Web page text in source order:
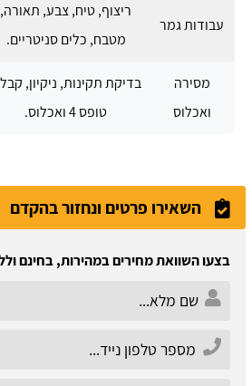
עבודות גמר
ריצוף, טיח, צבע, תאורה,
מטבח, כלים סניטריים.
מסירה
ואכלוס
בדיקת תקינות, ניקיון,
טופס 4 ואכלוס.
השאירו פרטים ונחזור בהקדם
בצעו השוואת מחירים במהירות, בחינם